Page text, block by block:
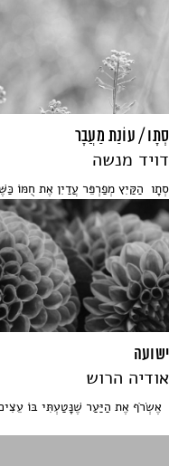
סְתָו / עוֹנַת מַעֲבָר
דויד מנשה
סְתָו הַקַּיִץ מְפַרְפֵּר עֲדַיִן אֶת חֻמּוֹ
ישועה
אודיה הרוש
אֶשְׂרֹף אֶת הַיַּעַר שֶׁנָּטַעְתִּי בּוֹ